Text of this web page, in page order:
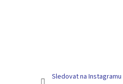
Sledovat na Instagramu